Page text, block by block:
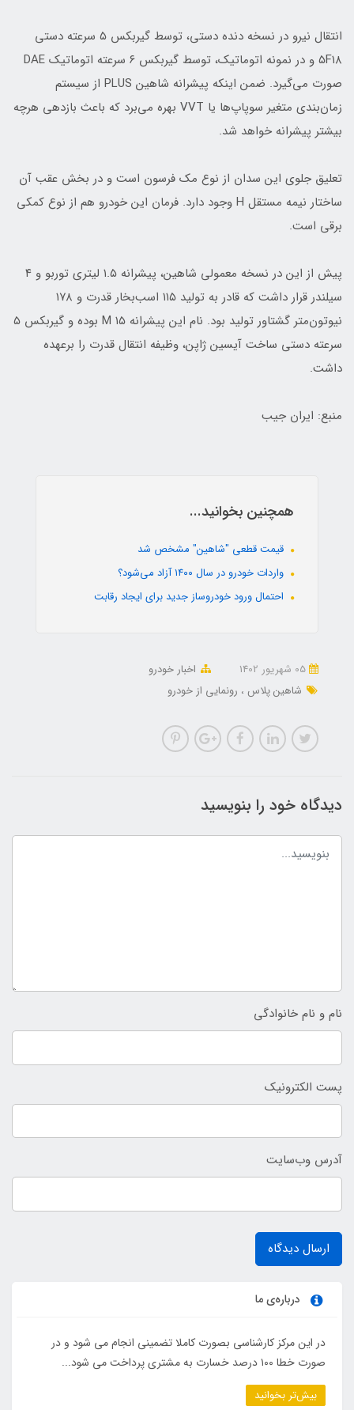
انتقال نیرو در نسخه دنده دستی، توسط گیربکس ۵ سرعته دستی
۵F۱۸ و در نمونه اتوماتیک، توسط گیربکس ۶ سرعته اتوماتیک DAE
صورت می‌گیرد. ضمن اینکه پیشرانه شاهین PLUS از سیستم
زمان‌بندی متغیر سوپاپ‌ها یا VVT بهره می‌برد که باعث بازدهی هرچه
بیشتر پیشرانه خواهد شد.
تعلیق جلوی این سدان از نوع مک فرسون است و در بخش عقب آن
ساختار نیمه مستقل H وجود دارد. فرمان این خودرو هم از نوع کمکی
برقی است.
پیش از این در نسخه معمولی شاهین، پیشرانه ۱.۵ لیتری توربو و ۴
سیلندر قرار داشت که قادر به تولید ۱۱۵ اسب‌بخار قدرت و ۱۷۸
نیوتون‌متر گشتاور تولید بود. نام این پیشرانه M ۱۵ بوده و گیربکس ۵
سرعته دستی ساخت آیسین ژاپن، وظیفه انتقال قدرت را برعهده
داشت.
منبع: ایران جیب
همچنین بخوانید...
قیمت قطعی "شاهین" مشخص شد
واردات خودرو در سال ۱۴۰۰ آزاد می‌شود؟
احتمال ورود خودروساز جدید برای ایجاد رقابت
اخبار خودرو
شاهین پلاس
رونمایی از خودرو
دیدگاه خود را بنویسید
نام و نام خانوادگی
پست الکترونیک
آدرس وب‌سایت
ارسال دیدگاه
درباره‌ی ما
در این مرکز کارشناسی بصورت کاملا تضمینی انجام می شود و در
صورت خطا ۱۰۰ درصد خسارت به مشتری پرداخت می شود...
بیش‌تر بخوانید